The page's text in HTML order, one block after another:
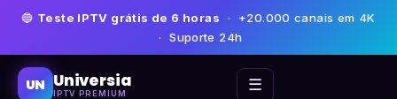
🔵 Teste IPTV grátis de 6 horas · +20.000 canais em 4K
· Suporte 24h
UN Universia
IPTV PREMIUM ☰